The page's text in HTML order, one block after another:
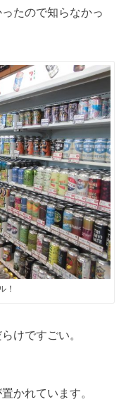
たので知らなかっ
！
けですごい。
かれています。